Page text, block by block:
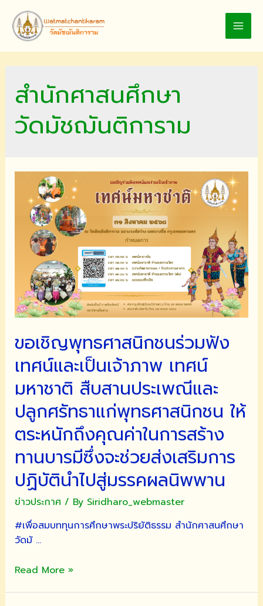
content
สำนักศาสนศึกษา
วัดมัชฌันติการาม
ขอเชิญพุทธศาสนิกชนร่วมฟัง
เทศน์และเป็นเจ้าภาพ เทศน์
มหาชาติ สืบสานประเพณีและ
ปลูกศรัทธาแก่พุทธศาสนิกชน ให้
ตระหนักถึงคุณค่าในการสร้าง
ทานบารมีซึ่งจะช่วยส่งเสริมการ
ปฏิบัตินำไปสู่มรรคผลนิพพาน
ข่าวประกาศ/ By Siridharo_webmaster
#เพื่อสมบททุนการศึกษาพระปริยัติธรรม สำนักศาสนศึกษา
วัดมั …
ขอ
Read More »